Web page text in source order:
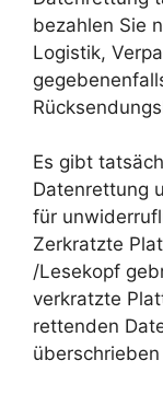
bezahlen Sie
Logistik,
Es gibt
Datenrettung
für
Zerkratzte
/Lesekopf
verkratzte
rettenden